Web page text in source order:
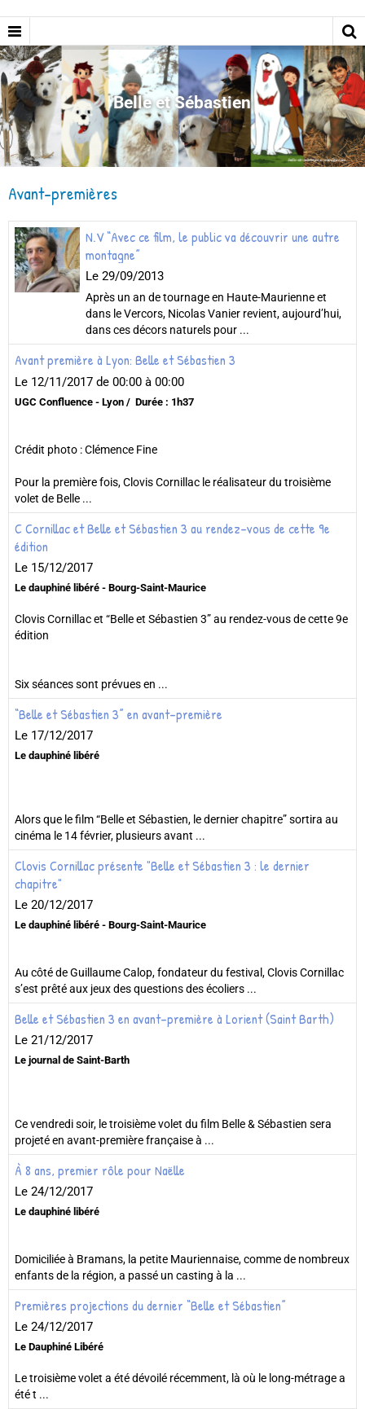
Belle et Sébastien
Avant-premières
N.V “Avec ce film, le public va découvrir une autre
montagne”
Le 29/09/2013
Après un an de tournage en Haute-Maurienne et
dans le Vercors, Nicolas Vanier revient, aujourd’hui,
dans ces décors naturels pour ...
Avant première à Lyon: Belle et Sébastien 3
Le 12/11/2017 de 00:00 à 00:00
UGC Confluence - Lyon Durée : 1h37
Crédit photo : Clémence Fine
Pour la première fois, Clovis Cornillac le réalisateur du troisième
volet de Belle ...
C Cornillac et Belle et Sébastien 3 au rendez-vous de cette 9e
édition
Le 15/12/2017
Le dauphiné libéré - Bourg-Saint-Maurice
Clovis Cornillac et “Belle et Sébastien 3” au rendez-vous de cette 9e
édition
Six séances sont prévues en ...
“Belle et Sébastien 3” en avant-première
Le 17/12/2017
Le dauphiné libéré
Alors que le film “Belle et Sébastien, le dernier chapitre” sortira au
cinéma le 14 février, plusieurs avant ...
Clovis Cornillac présente "Belle et Sébastien 3 : le dernier
chapitre"
Le 20/12/2017
Le dauphiné libéré - Bourg-Saint-Maurice
Au côté de Guillaume Calop, fondateur du festival, Clovis Cornillac
s’est prêté aux jeux des questions des écoliers ...
Belle et Sébastien 3 en avant-première à Lorient (Saint Barth)
Le 21/12/2017
Le journal de Saint-Barth
Ce vendredi soir, le troisième volet du film Belle & Sébastien sera
projeté en avant-première française à ...
À 8 ans, premier rôle pour Naëlle
Le 24/12/2017
Le dauphiné libéré
Domiciliée à Bramans, la petite Mauriennaise, comme de nombreux
enfants de la région, a passé un casting à la ...
Premières projections du dernier “Belle et Sébastien”
Le 24/12/2017
Le Dauphiné Libéré
Le troisième volet a été dévoilé récemment, là où le long-métrage a
été t ...